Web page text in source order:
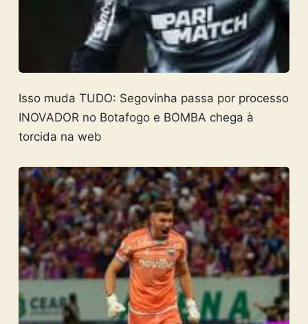
Isso muda TUDO: Segovinha passa por processo
INOVADOR no Botafogo e BOMBA chega à
torcida na web